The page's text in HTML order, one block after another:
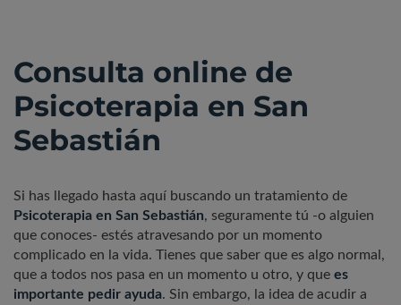
Consulta online de
Psicoterapia en San
Sebastián
Si has llegado hasta aquí buscando un tratamiento de
Psicoterapia en San Sebastián, seguramente tú -o alguien
que conoces- estés atravesando por un momento
complicado en la vida. Tienes que saber que es algo normal,
que a todos nos pasa en un momento u otro, y que es
importante pedir ayuda. Sin embargo, la idea de acudir a